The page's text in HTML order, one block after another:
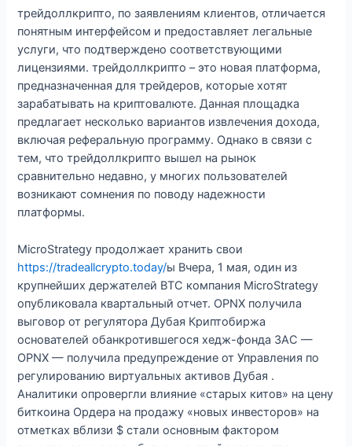
трейдоллкрипто, по заявлениям клиентов, отличается
понятным интерфейсом и предоставляет легальные
услуги, что подтверждено соответствующими
лицензиями. трейдоллкрипто – это новая платформа,
предназначенная для трейдеров, которые хотят
зарабатывать на криптовалюте. Данная площадка
предлагает несколько вариантов извлечения дохода,
включая реферальную программу. Однако в связи с
тем, что трейдоллкрипто вышел на рынок
сравнительно недавно, у многих пользователей
возникают сомнения по поводу надежности
платформы.
MicroStrategy продолжает хранить свои
https://tradeallcrypto.today/ы Вчера, 1 мая, один из
крупнейших держателей BTC компания MicroStrategy
опубликовала квартальный отчет. OPNX получила
выговор от регулятора Дубая Криптобиржа
основателей обанкротившегося хедж-фонда 3AC —
OPNX — получила предупреждение от Управления по
регулированию виртуальных активов Дубая .
Аналитики опровергли влияние «старых китов» на цену
биткоина Ордера на продажу «новых инвесторов» на
отметках вблизи $ стали основным фактором